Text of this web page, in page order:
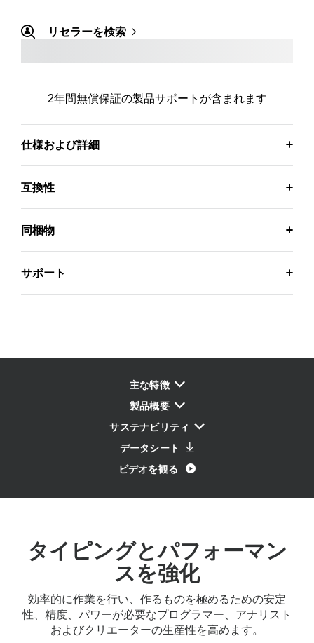
リセラーを検索
2年間無償保証の製品サポートが含まれます
仕様および詳細
互換性
同梱物
サポート
主な特徴
製品概要
サステナビリティ
データシート
ビデオを観る
タイピングとパフォーマン
スを強化
効率的に作業を行い、作るものを極めるための安定
性、精度、パワーが必要なプログラマー、アナリスト
およびクリエーターの生産性を高めます。